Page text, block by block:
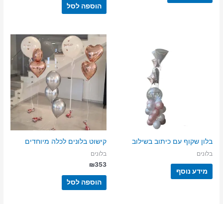
הוספה לסל
בלון שקוף עם כיתוב בשילוב
בלונים
מידע נוסף
קישוט בלונים לכלה מיוחדים
בלונים
₪353
הוספה לסל